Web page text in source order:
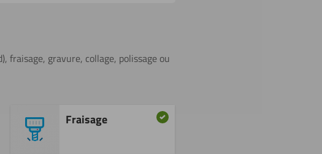
fraisage, gravure, collage, polissage ou
Fraisage